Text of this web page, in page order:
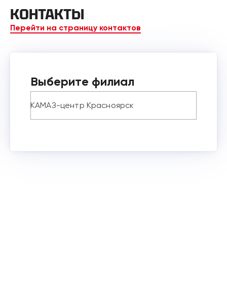
КОНТАКТЫ
Перейти на страницу контактов
Выберите филиал
КАМАЗ-центр Красноярск